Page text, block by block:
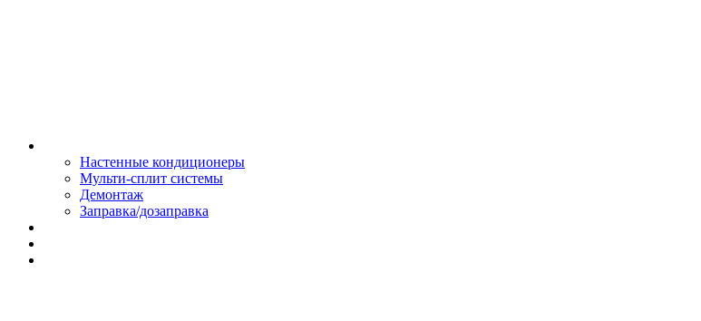
Настенные кондиционеры
Мульти-сплит системы
Демонтаж
Заправка/дозаправка